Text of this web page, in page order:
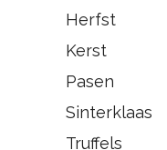
Herfst
Kerst
Pasen
Sinterklaas
Truffels